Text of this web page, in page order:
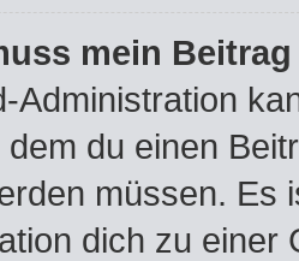
mein
Administration
dem du einen
müssen. Es
dich zu einer